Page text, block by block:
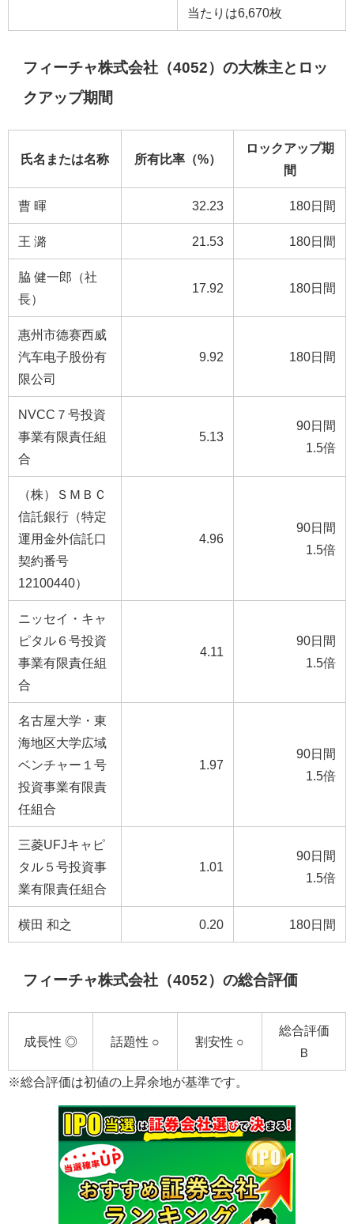
当たりは6,670枚
フィーチャ株式会社（4052）の大株主とロッ
クアップ期間
氏名または名称 所有比率（%）
ロックアップ期
間
曹 暉 32.23 180日間
王 潞 21.53 180日間
脇 健一郎（社
長）
17.92 180日間
惠州市德赛西威
汽车电子股份有
限公司
9.92 180日間
NVCC７号投資
事業有限責任組
合
5.13
90日間
1.5倍
（株）ＳＭＢＣ
信託銀行（特定
運用金外信託口
契約番号
12100440）
4.96
90日間
1.5倍
ニッセイ・キャ
ピタル６号投資
事業有限責任組
合
4.11
90日間
1.5倍
名古屋大学・東
海地区大学広域
ベンチャー１号
投資事業有限責
任組合
1.97
90日間
1.5倍
三菱UFJキャピ
タル５号投資事
業有限責任組合
1.01
90日間
1.5倍
横田 和之 0.20 180日間
フィーチャ株式会社（4052）の総合評価
成長性 ◎ 話題性 ○ 割安性 ○
総合評価
Ｂ
※総合評価は初値の上昇余地が基準です。